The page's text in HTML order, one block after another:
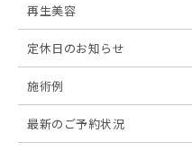
再生美容
定休日のお知らせ
施術例
最新のご予約状況